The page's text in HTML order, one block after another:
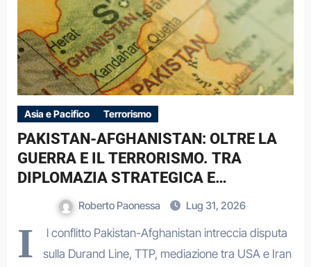
Asia e Pacifico Terrorismo
PAKISTAN-AFGHANISTAN: OLTRE LA
GUERRA E IL TERRORISMO. TRA
DIPLOMAZIA STRATEGICA E
DINAMICHE DI UN CONFLITTO
REGIONALE
Roberto Paonessa Lug 31, 2026
I
l conflitto Pakistan-Afghanistan intreccia disputa
sulla Durand Line, TTP, mediazione tra USA e Iran